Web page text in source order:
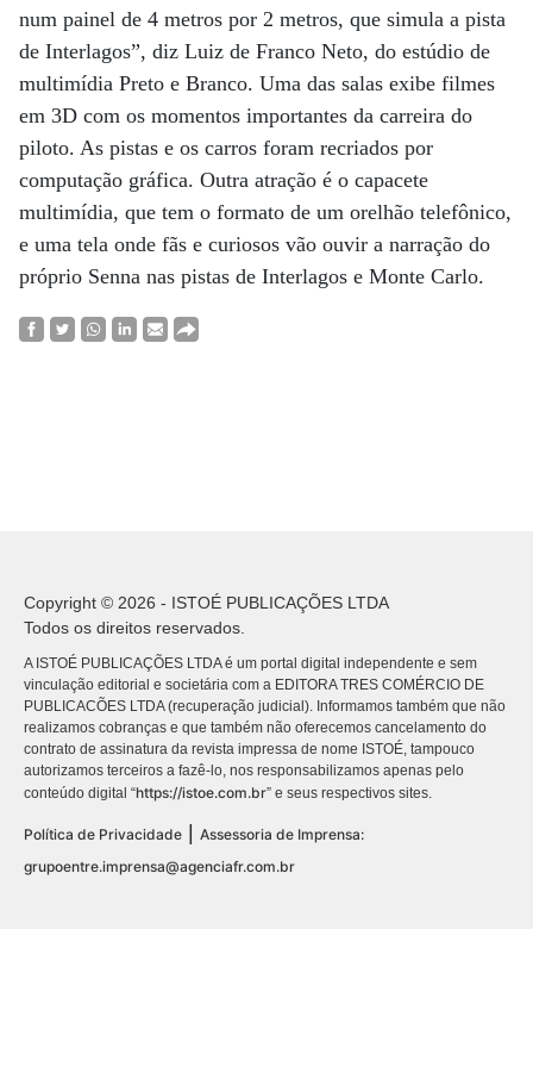
num painel de 4 metros por 2 metros, que simula a pista
de Interlagos”, diz Luiz de Franco Neto, do estúdio de
multimídia Preto e Branco. Uma das salas exibe filmes
em 3D com os momentos importantes da carreira do
piloto. As pistas e os carros foram recriados por
computação gráfica. Outra atração é o capacete
multimídia, que tem o formato de um orelhão telefônico,
e uma tela onde fãs e curiosos vão ouvir a narração do
próprio Senna nas pistas de Interlagos e Monte Carlo.
Copyright © 2026 - ISTOÉ PUBLICAÇÕES LTDA
Todos os direitos reservados.
A ISTOÉ PUBLICAÇÕES LTDA é um portal digital independente e sem
vinculação editorial e societária com a EDITORA TRES COMÉRCIO DE
PUBLICACÕES LTDA (recuperação judicial). Informamos também que não
realizamos cobranças e que também não oferecemos cancelamento do
contrato de assinatura da revista impressa de nome ISTOÉ, tampouco
autorizamos terceiros a fazê-lo, nos responsabilizamos apenas pelo
conteúdo digital “https://istoe.com.br” e seus respectivos sites.
Política de Privacidade
Assessoria de Imprensa:
grupoentre.imprensa@agenciafr.com.br